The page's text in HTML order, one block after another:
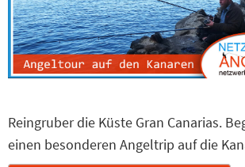
Reingruber die Küste Gran Canarias.
einen besonderen Angeltrip auf die